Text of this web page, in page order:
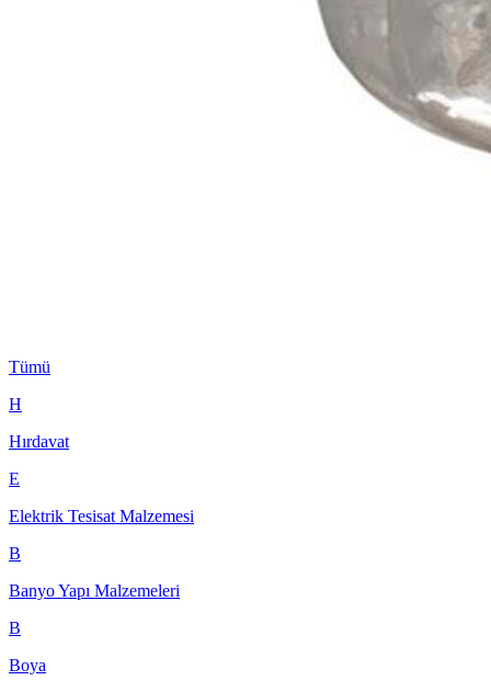
Tümü
H
Hırdavat
E
Elektrik Tesisat Malzemesi
B
Banyo Yapı Malzemeleri
B
Boya